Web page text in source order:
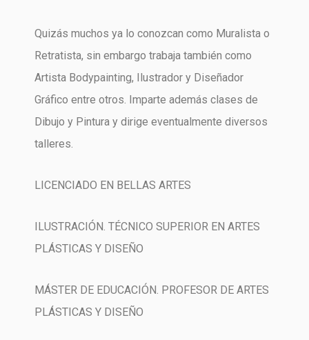
Quizás muchos ya lo conozcan como Muralista o
Retratista, sin embargo trabaja también como
Artista Bodypainting, Ilustrador y Diseñador
Gráfico entre otros. Imparte además clases de
Dibujo y Pintura y dirige eventualmente diversos
talleres.
LICENCIADO EN BELLAS ARTES
ILUSTRACIÓN. TÉCNICO SUPERIOR EN ARTES
PLÁSTICAS Y DISEÑO
MÁSTER DE EDUCACIÓN. PROFESOR DE ARTES
PLÁSTICAS Y DISEÑO